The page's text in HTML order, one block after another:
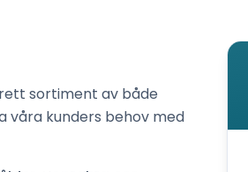
sortiment av både
våra kunders behov med